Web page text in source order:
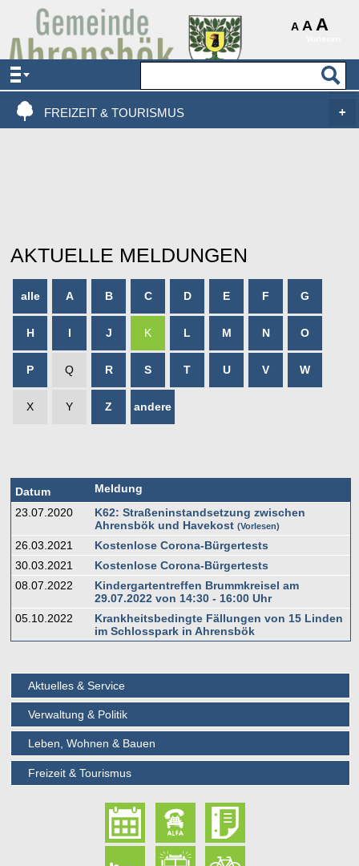
A A A
AKTUELLES & SERVICE
VERWALTUNG & POLITIK
FREIZEIT & TOURISMUS
AKTUELLE MELDUNGEN
alle A B C D E F G
H I J K L M N O
P Q R S T U V W
X Y Z andere
Datum
Meldung
23.07.2020
K62: Straßeninstandsetzung zwischen
Ahrensbök und Havekost
Vorlesen
26.03.2021
Kostenlose Corona-Bürgertests
30.03.2021
Kostenlose Corona-Bürgertests
08.07.2022
Kindergartentreffen Brummkreisel am
29.07.2022 von 14:30 - 16:00 Uhr
05.10.2022
Krankheitsbedingte Fällungen von 15 Linden
im Schlosspark in Ahrensbök
Aktuelles & Service
Verwaltung & Politik
Leben, Wohnen & Bauen
Freizeit & Tourismus